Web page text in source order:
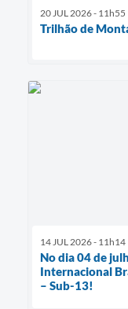
20 JUL 2026 - 11h55
Trilhão de
14 JUL 2026 - 11h14
No dia 04 de
Internacional
– Sub-13!